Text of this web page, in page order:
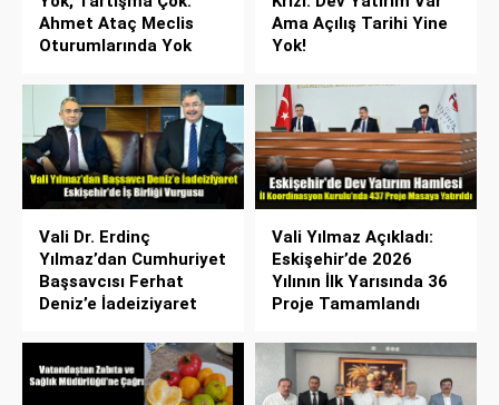
Ahmet Ataç Meclis
Oturumlarında Yok
Ama Açılış Tarihi Yine
Yok!
Vali Dr. Erdinç
Yılmaz’dan Cumhuriyet
Başsavcısı Ferhat
Deniz’e İadeiziyaret
Vali Yılmaz Açıkladı:
Eskişehir’de 2026
Yılının İlk Yarısında 36
Proje Tamamlandı